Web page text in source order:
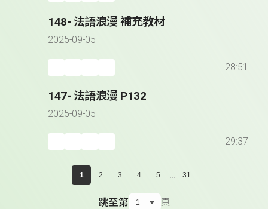
148- 法語浪漫 補充教材
2025-09-05
28:51
147- 法語浪漫 P132
2025-09-05
29:37
1 2 3 4 5 ... 31
跳至第 頁